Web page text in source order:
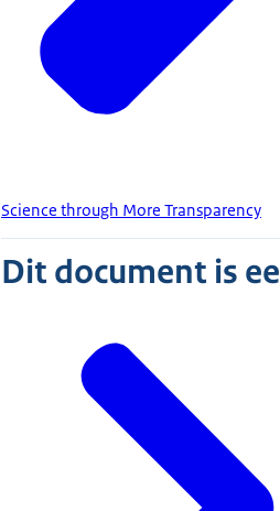
Science through More Transparency
Dit document is